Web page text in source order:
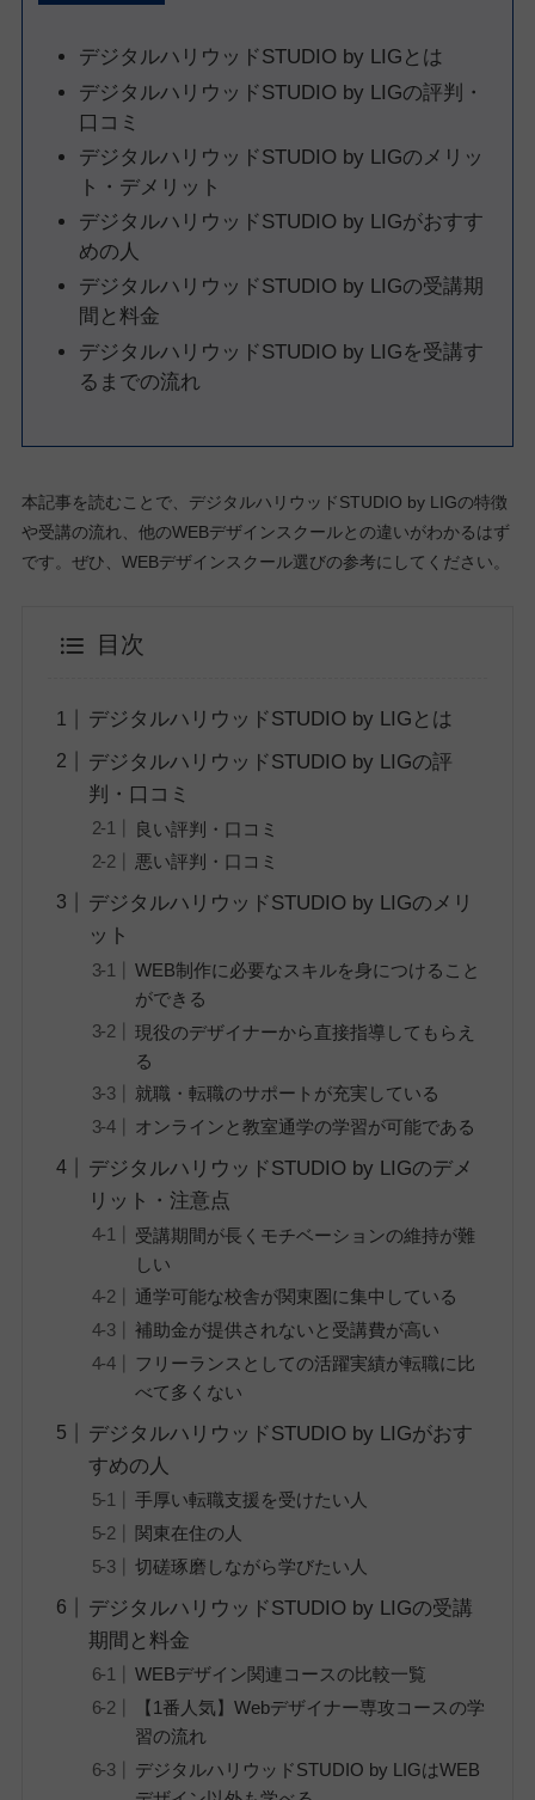
デジタルハリウッドSTUDIO by LIGとは
デジタルハリウッドSTUDIO by LIGの評判・
口コミ
デジタルハリウッドSTUDIO by LIGのメリッ
ト・デメリット
デジタルハリウッドSTUDIO by LIGがおすす
めの人
デジタルハリウッドSTUDIO by LIGの受講期
間と料金
デジタルハリウッドSTUDIO by LIGを受講す
るまでの流れ
本記事を読むことで、デジタルハリウッドSTUDIO by LIGの特徴
や受講の流れ、他のWEBデザインスクールとの違いがわかるはず
です。ぜひ、WEBデザインスクール選びの参考にしてください。
目次
デジタルハリウッドSTUDIO by LIGとは
デジタルハリウッドSTUDIO by LIGの評
判・口コミ
良い評判・口コミ
悪い評判・口コミ
デジタルハリウッドSTUDIO by LIGのメリ
ット
WEB制作に必要なスキルを身につけること
ができる
現役のデザイナーから直接指導してもらえ
る
就職・転職のサポートが充実している
オンラインと教室通学の学習が可能である
デジタルハリウッドSTUDIO by LIGのデメ
リット・注意点
受講期間が長くモチベーションの維持が難
しい
通学可能な校舎が関東圏に集中している
補助金が提供されないと受講費が高い
フリーランスとしての活躍実績が転職に比
べて多くない
デジタルハリウッドSTUDIO by LIGがおす
すめの人
手厚い転職支援を受けたい人
関東在住の人
切磋琢磨しながら学びたい人
デジタルハリウッドSTUDIO by LIGの受講
期間と料金
WEBデザイン関連コースの比較一覧
【1番人気】Webデザイナー専攻コースの学
習の流れ
デジタルハリウッドSTUDIO by LIGはWEB